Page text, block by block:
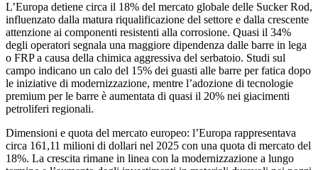
L’Europa detiene circa il 18% del mercato globale delle Sucker Rod,
influenzato dalla matura riqualificazione del settore e dalla crescente
attenzione ai componenti resistenti alla corrosione. Quasi il 34%
degli operatori segnala una maggiore dipendenza dalle barre in lega
o FRP a causa della chimica aggressiva del serbatoio. Studi sul
campo indicano un calo del 15% dei guasti alle barre per fatica dopo
le iniziative di modernizzazione, mentre l’adozione di tecnologie
premium per le barre è aumentata di quasi il 20% nei giacimenti
petroliferi regionali.
Dimensioni e quota del mercato europeo: l’Europa rappresentava
circa 161,11 milioni di dollari nel 2025 con una quota di mercato del
18%. La crescita rimane in linea con la modernizzazione a lungo